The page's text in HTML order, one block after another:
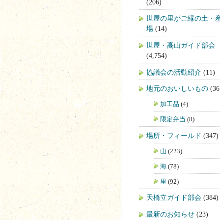
(206)
世屋の里がご縁の土・
場 (14)
世屋・高山ガイド部会
(4,754)
協議会の活動紹介 (11)
地元のおいしいもの
加工品 (4)
限定弁当 (8)
場所・フィールド (347)
山 (223)
海 (78)
里 (92)
天橋立ガイド部会 (384)
最新のお知らせ (23)